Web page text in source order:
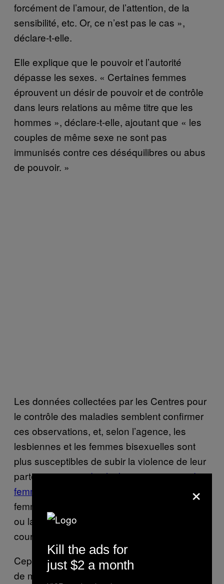
forcément de l’amour, de l’attention, de la
sensibilité, etc. Or, ce n’est pas le cas »,
déclare-t-elle.
Elle explique que le pouvoir et l’autorité
dépasse les sexes. « Certaines femmes
éprouvent un désir de pouvoir et de contrôle
dans leurs relations au même titre que les
hommes », déclare-t-elle, ajoutant que « les
couples de même sexe ne sont pas
immunisés contre ces déséquilibres ou abus
de pouvoir. »
Les données collectées par les Centres pour
le contrôle des maladies semblent confirmer
ces observations, et, selon l’agence, les
lesbiennes et les femmes bisexuelles sont
plus susceptibles de subir la violence de leur
partenaire.44 % des lesbiennes et 61 % des
femmes bisexuelles
femmes hétérosexuelles — subiront un viol
ou la violence physique de leur partenaire au
cours de leur vie.
Cependant, les agressions entre personnes
de même sexe peuvent survenir peu importe
×
Kill the ads for
just $2 a month